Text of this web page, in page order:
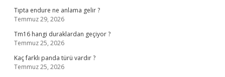
Tıpta endure ne anlama gelir ?
Temmuz 29, 2026
Tm16 hangi duraklardan geçiyor ?
Temmuz 25, 2026
Kaç farklı panda türü vardır ?
Temmuz 25, 2026